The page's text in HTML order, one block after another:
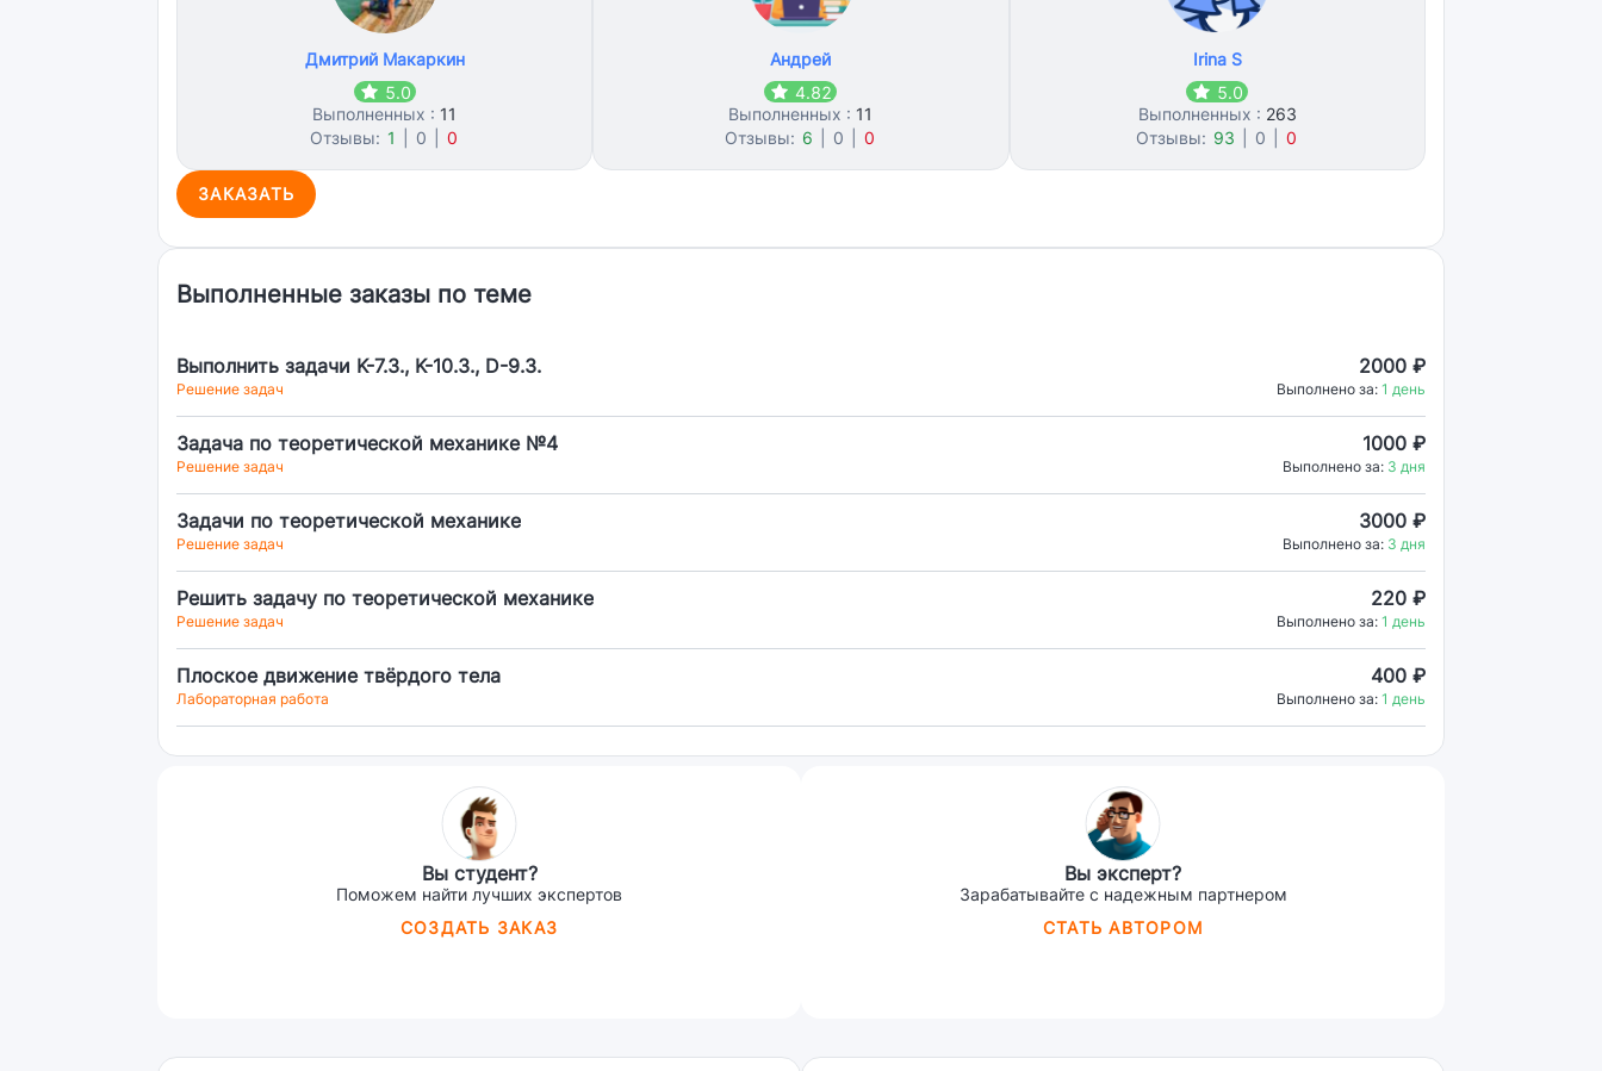
Дмитрий Макаркин
5.0
Выполненных : 11
Отзывы: 1 0 0
Андрей
4.82
Выполненных : 11
Отзывы: 6 0 0
Irina S
5.0
Выполненных : 263
Отзывы: 93 0 0
ЗАКАЗАТЬ
Выполненные заказы по теме
Выполнить задачи K-7.3., K-10.3., D-9.3. 2000 ₽
Решение задач Выполнено за: 1 день
Задача по теоретической механике №4 1000 ₽
Решение задач Выполнено за: 3 дня
Задачи по теоретической механике 3000 ₽
Решение задач Выполнено за: 3 дня
Решить задачу по теоретической механике 220 ₽
Решение задач Выполнено за: 1 день
Плоское движение твёрдого тела 400 ₽
Лабораторная работа Выполнено за: 1 день
Вы студент?
Поможем найти лучших экспертов
СОЗДАТЬ ЗАКАЗ
Вы эксперт?
Зарабатывайте с надежным партнером
СТАТЬ АВТОРОМ